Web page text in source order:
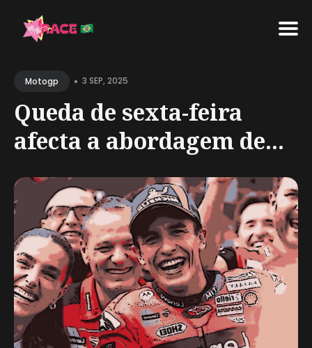
forMotogp • 3 SEP, 2025
Queda de sexta-feira
afecta a abordagem de...